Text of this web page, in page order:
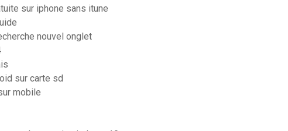
sur iphone sans itune
nouvel onglet
sur carte sd
mobile